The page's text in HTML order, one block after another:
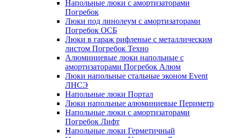
Напольные люки с амортизаторами
Погребок
Люки под линолеум с амортизаторами
Погребок ОСБ
Люки в гараж рифленые с металлическим
листом Погребок Техно
Алюминиевые люки напольные с
амортизаторами Погребок Алюм
Люки напольные стальные эконом Event
ЛНСЭ
Напольные люки Портал
Люки напольные алюминиевые Периметр
Напольные люки с амортизаторами
Погребок Лифт
Напольные люки Герметичный